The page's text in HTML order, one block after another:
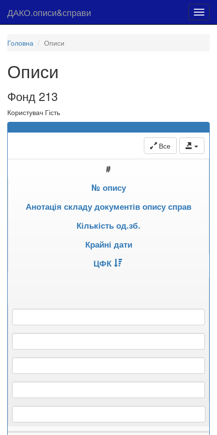
ДАКО.описи&справи
Головна Описи
Описи
Фонд 213
Користувач Гість
Все
#
№ опису
Анотація складу документів опису справ
Кількість од.зб.
Крайні дати
ЦФК